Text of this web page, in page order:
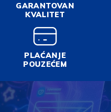
GARANTOVAN
KVALITET
PLAĆANJE
POUZEĆEM